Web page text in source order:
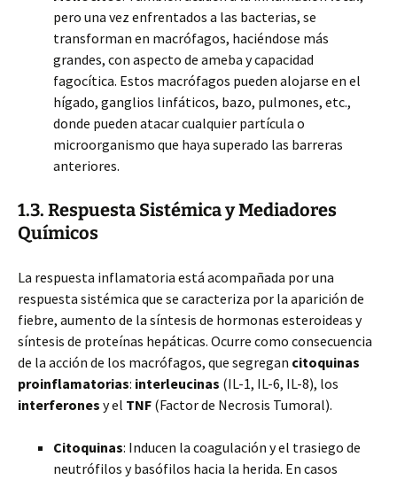
pero una vez enfrentados a las bacterias, se
transforman en macrófagos, haciéndose más
grandes, con aspecto de ameba y capacidad
fagocítica. Estos macrófagos pueden alojarse en el
hígado, ganglios linfáticos, bazo, pulmones, etc.,
donde pueden atacar cualquier partícula o
microorganismo que haya superado las barreras
anteriores.
1.3. Respuesta Sistémica y Mediadores
Químicos
La respuesta inflamatoria está acompañada por una
respuesta sistémica que se caracteriza por la aparición de
fiebre, aumento de la síntesis de hormonas esteroideas y
síntesis de proteínas hepáticas. Ocurre como consecuencia
de la acción de los macrófagos, que segregan citoquinas
proinflamatorias: interleucinas (IL-1, IL-6, IL-8), los
interferones y el TNF (Factor de Necrosis Tumoral).
Citoquinas: Inducen la coagulación y el trasiego de
neutrófilos y basófilos hacia la herida. En casos